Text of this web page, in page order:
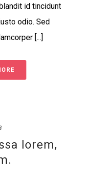
id tincidunt
odio. Sed
[...]
lorem,